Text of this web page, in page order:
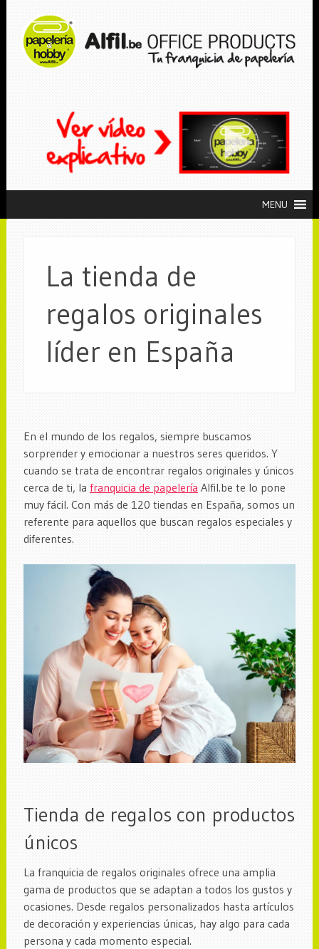
MENU
La tienda de
regalos originales
líder en España
En el mundo de los regalos, siempre buscamos
sorprender y emocionar a nuestros seres queridos. Y
cuando se trata de encontrar regalos originales y únicos
cerca de ti, la franquicia de papelería Alfil.be te lo pone
muy fácil. Con más de 120 tiendas en España, somos un
referente para aquellos que buscan regalos especiales y
diferentes.
Tienda de regalos con productos
únicos
La franquicia de regalos originales ofrece una amplia
gama de productos que se adaptan a todos los gustos y
ocasiones. Desde regalos personalizados hasta artículos
de decoración y experiencias únicas, hay algo para cada
persona y cada momento especial.